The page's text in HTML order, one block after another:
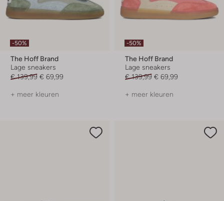
-50%
The Hoff Brand
Lage sneakers
€ 139,99 € 69,99
+ meer kleuren
-50%
The Hoff Brand
Lage sneakers
€ 139,99 € 69,99
+ meer kleuren